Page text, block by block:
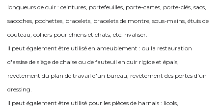
longueurs de cuir : ceintures, portefeuilles, porte-cartes, porte-clés, sacs,
sacoches, pochettes, bracelets, bracelets de montre, sous-mains, étuis de
couteau, colliers pour chiens et chats, etc. rivaliser.
Il peut également être utilisé en ameublement : ou la restauration
d'assise de siège de chaise ou de fauteuil en cuir rigide et épais,
revêtement du plan de travail d'un bureau, revêtement des portes d'un
dressing.
Il peut également être utilisé pour les pièces de harnais : licols,